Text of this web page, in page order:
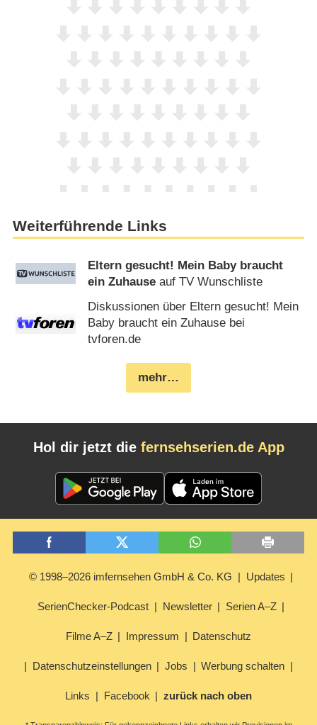
Weiterführende Links
Eltern gesucht! Mein Baby braucht
ein Zuhause auf TV Wunschliste
Diskussionen über Eltern gesucht! Mein
Baby braucht ein Zuhause bei
tvforen.de
mehr…
Hol dir jetzt die fernsehserien.de App
© 1998–2026 imfernsehen GmbH & Co. KG Updates
SerienChecker-Podcast Newsletter Serien A–Z
Filme A–Z Impressum Datenschutz
Datenschutzeinstellungen Jobs Werbung schalten
Links Facebook zurück nach oben